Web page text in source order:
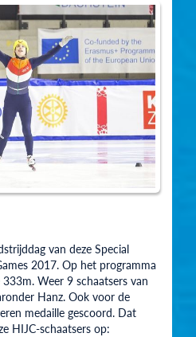
van deze Special
2017. Op het programma
Weer 9 schaatsers van
Hanz. Ook voor de
medaille gescoord. Dat
HIJC-schaatsers op: